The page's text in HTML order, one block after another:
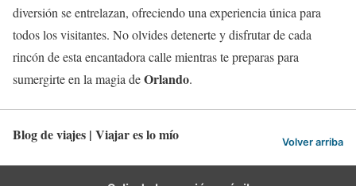
diversión se entrelazan, ofreciendo una experiencia única para
todos los visitantes. No olvides detenerte y disfrutar de cada
rincón de esta encantadora calle mientras te preparas para
sumergirte en la magia deOrlando.
Blog de viajes | Viajar es lo mío Volver arriba